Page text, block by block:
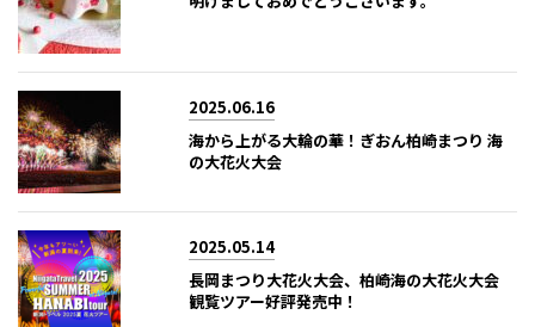
2025.06.16
海から上がる大輪の華！ぎおん柏崎まつり 海
の大花火大会
2025.05.14
長岡まつり大花火大会、柏崎海の大花火大会
観覧ツアー好評発売中！